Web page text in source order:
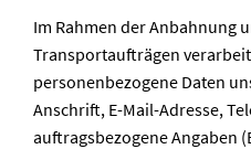
Im Rahmen der Anbahnung
Transportaufträgen
personenbezogene Daten
Anschrift, E-Mail-Adresse,
auftragsbezogene Angaben